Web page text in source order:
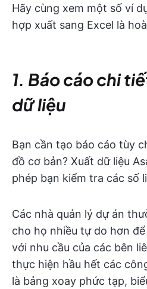
Hãy cùng xem một số ví
hợp xuất sang Excel là
1. Báo cáo chi
dữ liệu
Bạn cần tạo báo cáo tùy
đồ cơ bản? Xuất dữ liệu
phép bạn kiểm tra các số
Các nhà quản lý dự án
cho họ nhiều tự do hơn
với nhu cầu của các bên
thực hiện hầu hết các
là bảng xoay phức tạp,